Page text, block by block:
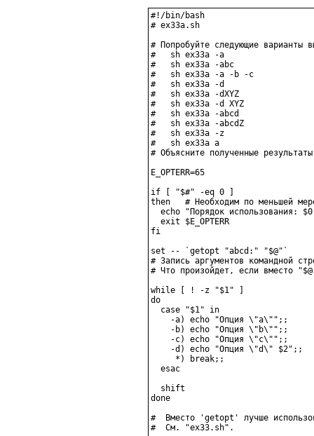
#!/bin/bash
# ex33a.sh
# Попробуйте следующие варианты
#   sh ex33a -a
#   sh ex33a -abc
#   sh ex33a -a -b -c
#   sh ex33a -d
#   sh ex33a -dXYZ
#   sh ex33a -d XYZ
#   sh ex33a -abcd
#   sh ex33a -abcdZ
#   sh ex33a -z
#   sh ex33a a
# Объясните полученные
E_OPTERR=65
if [ "$#" -eq 0 ]
then   # Необходим по меньшей
echo "Порядок использования:
  exit $E_OPTERR
fi
set -- `getopt "abcd:" "$@"`
# Запись аргументов командной
# Что произойдет, если вместо
while [ ! -z "$1" ]
do
  case "$1" in
    -a) echo "Опция \"a\"";;
    -b) echo "Опция \"b\"";;
    -c) echo "Опция \"c\"";;
    -d) echo "Опция \"d\" $2";;
     *) break;;
  esac
  shift
done
#  Вместо 'getopt' лучше
#  См. "ex33.sh".